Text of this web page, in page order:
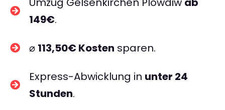
149€.
⌀ 113,50€ Kosten sparen.
Express-Abwicklung in unter 24
Stunden.